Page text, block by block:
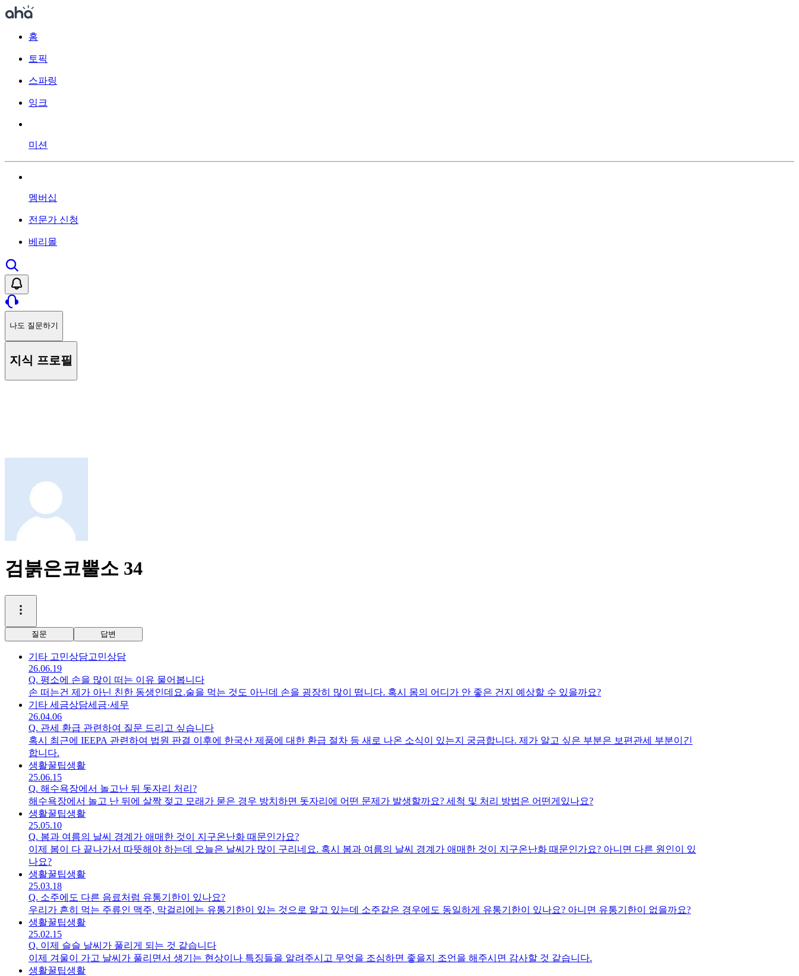
홈
토픽
스파링
잉크
미션
멤버십
전문가 신청
베리몰
나도 질문하기
지식 프로필
검붉은코뿔소 34
질문 답변
기타 고민상담고민상담
26.06.19
Q. 평소에 손을 많이 떠는 이유 물어봅니다
손 떠는건 제가 아닌 친한 동생인데요.술을 먹는 것도 아닌데 손을 굉장히 많이 떱니다. 혹시 몸의 어디가 안 좋은 건지 예상할 수 있을까요?
기타 세금상담세금·세무
26.04.06
Q. 관세 환급 관련하여 질문 드리고 싶습니다
혹시 최근에 IEEPA 관련하여 법원 판결 이후에 한국산 제품에 대한 환급 절차 등 새로 나온 소식이 있는지 궁금합니다. 제가 알고 싶은 부분은 보편관세 부분이긴
합니다.
생활꿀팁생활
25.06.15
Q. 해수욕장에서 놀고난 뒤 돗자리 처리?
해수욕장에서 놀고 난 뒤에 살짝 젖고 모래가 묻은 경우 방치하면 돗자리에 어떤 문제가 발생할까요? 세척 및 처리 방법은 어떤게있나요?
생활꿀팁생활
25.05.10
Q. 봄과 여름의 날씨 경계가 애매한 것이 지구온난화 때문인가요?
이제 봄이 다 끝나가서 따뜻해야 하는데 오늘은 날씨가 많이 구리네요. 혹시 봄과 여름의 날씨 경계가 애매한 것이 지구온난화 때문인가요? 아니면 다른 원인이 있
나요?
생활꿀팁생활
25.03.18
Q. 소주에도 다른 음료처럼 유통기한이 있나요?
우리가 흔히 먹는 주류인 맥주, 막걸리에는 유통기한이 있는 것으로 알고 있는데 소주같은 경우에도 동일하게 유통기한이 있나요? 아니면 유통기한이 없을까요?
생활꿀팁생활
25.02.15
Q. 이제 슬슬 날씨가 풀리게 되는 것 같습니다
이제 겨울이 가고 날씨가 풀리면서 생기는 현상이나 특징들을 알려주시고 무엇을 조심하면 좋을지 조언을 해주시면 감사할 것 같습니다.
생활꿀팁생활